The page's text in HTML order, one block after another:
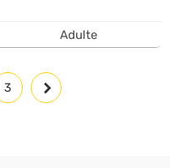
Adulte
3